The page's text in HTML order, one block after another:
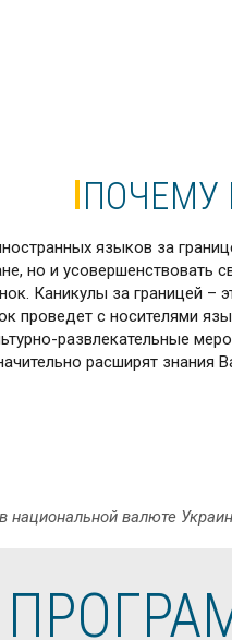
ПОЧЕМУ
языков за
но и
Каникулы за границей –
проведет с носителями
развлекательные
расширят знания
национальной валюте